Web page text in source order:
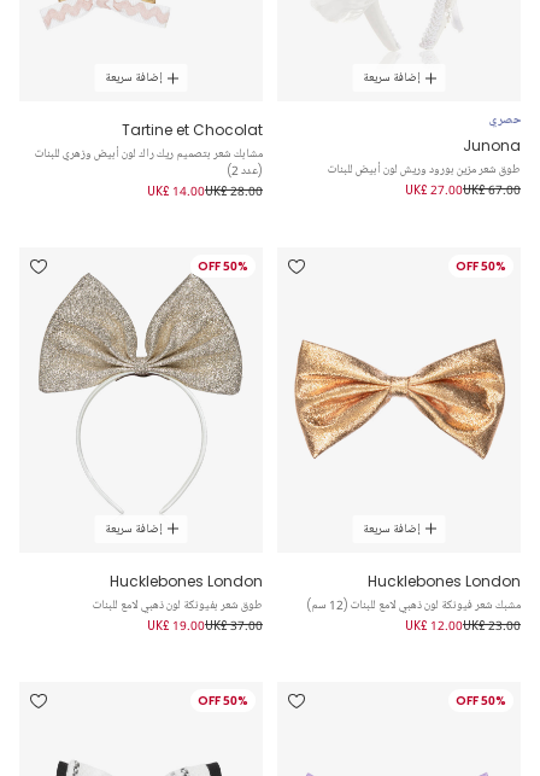
إضافة سريعة
حصري
Junona
طوق شعر مزين بورود وريش لون أبيض للبنات
UK£ 67.00
UK£ 27.00
إضافة سريعة
Tartine et Chocolat
مشابك شعر بتصميم ريك راك لون أبيض وزهري للبنات
(عدد 2)
UK£ 28.00
UK£ 14.00
50% OFF
إضافة سريعة
Hucklebones London
مشبك شعر فيونكة لون ذهبي لامع للبنات (12 سم)
UK£ 23.00
UK£ 12.00
50% OFF
إضافة سريعة
Hucklebones London
طوق شعر بفيونكة لون ذهبي لامع للبنات
UK£ 37.00
UK£ 19.00
50% OFF
50% OFF